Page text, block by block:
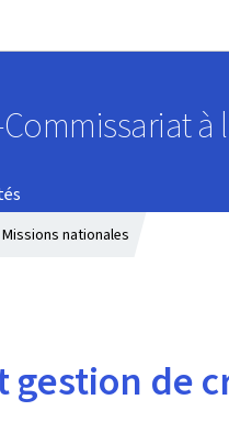
Missions nationales
de